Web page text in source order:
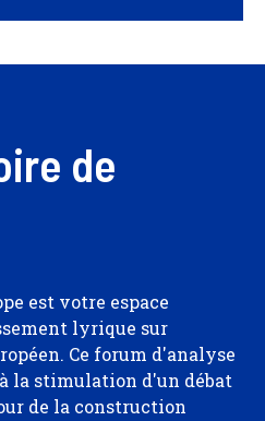
de
est votre espace
lyrique sur
Ce forum d'analyse
la stimulation d'un débat
de la construction